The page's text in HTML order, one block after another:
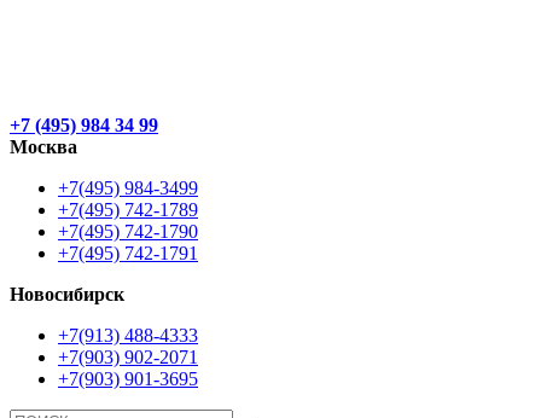
+7 (495) 984 34 99
Москва
+7(495) 984-3499
+7(495) 742-1789
+7(495) 742-1790
+7(495) 742-1791
Новосибирск
+7(913) 488-4333
+7(903) 902-2071
+7(903) 901-3695